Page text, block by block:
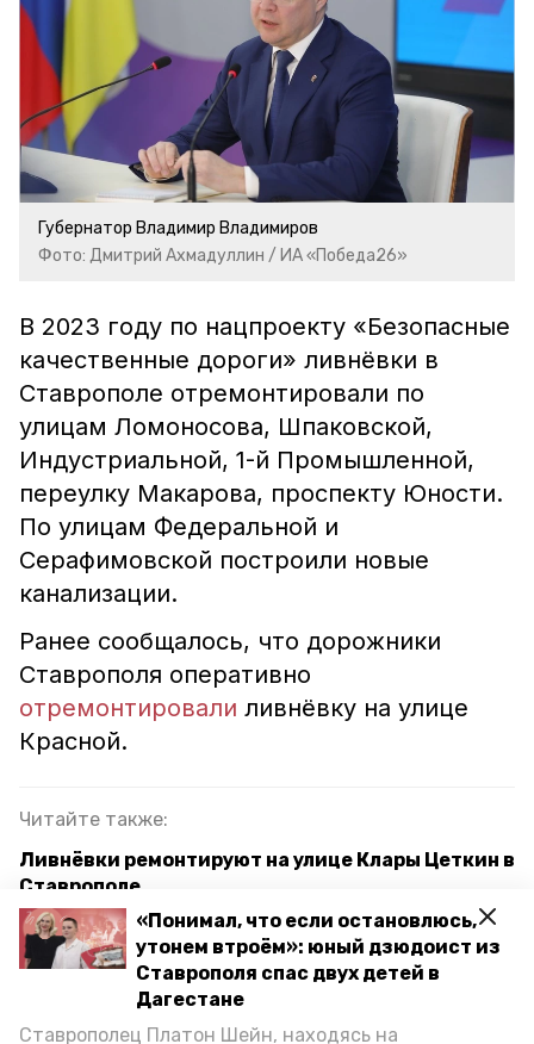
«Понимал, что если остановлюсь,
утонем втроём»: юный дзюдоист из
Ставрополя спас двух детей в
Дагестане
Ставрополец Платон Шейн, находясь на
Губернатор Владимир Владимиров
Фото: Дмитрий Ахмадуллин / ИА «Победа26»
В 2023 году по нацпроекту «Безопасные
качественные дороги» ливнёвки в
Ставрополе отремонтировали по
улицам Ломоносова, Шпаковской,
Индустриальной, 1-й Промышленной,
переулку Макарова, проспекту Юности.
По улицам Федеральной и
Серафимовской построили новые
канализации.
Ранее сообщалось, что дорожники
Ставрополя оперативно
отремонтировали ливнёвку на улице
Красной.
Читайте также:
Ливнёвки ремонтируют на улице Клары Цеткин в
Ставрополе
Прокуратура обязала администрацию
Предгорья сделать ливнёвку в селе Юца
Ливнёвки на Ставрополье рекомендовано
строить по-новому